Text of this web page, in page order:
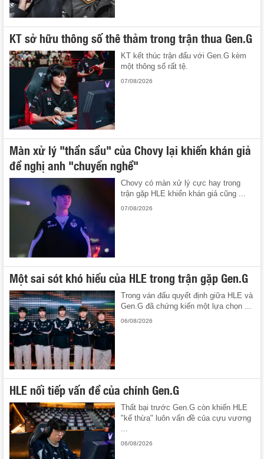
KT sở hữu thông số thê thảm trong trận thua Gen.G
KT kết thúc trận đấu với Gen.G kèm
một thông số rất tệ.
07/08/2026
Màn xử lý "thần sầu" của Chovy lại khiến khán giả
đề nghị anh "chuyển nghề"
Chovy có màn xử lý cực hay trong
trận gặp HLE khiến khán giả cũng ...
07/08/2026
Một sai sót khó hiểu của HLE trong trận gặp Gen.G
Trong ván đấu quyết định giữa HLE và
Gen.G đã chứng kiến một lựa chọn ...
06/08/2026
HLE nối tiếp vấn đề của chính Gen.G
Thất bại trước Gen.G còn khiến HLE
"kế thừa" luôn vấn đề của cựu vương
06/08/2026